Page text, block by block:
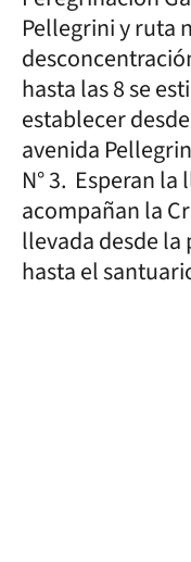
Pellegrini y ruta
hasta las 8 se
establecer
avenida
N° 3. Esperan
acompañan la
llevada desde la
hasta el